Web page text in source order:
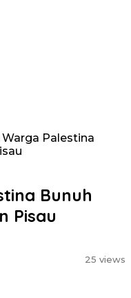
Warga Palestina
Bunuh
Pisau
25 views